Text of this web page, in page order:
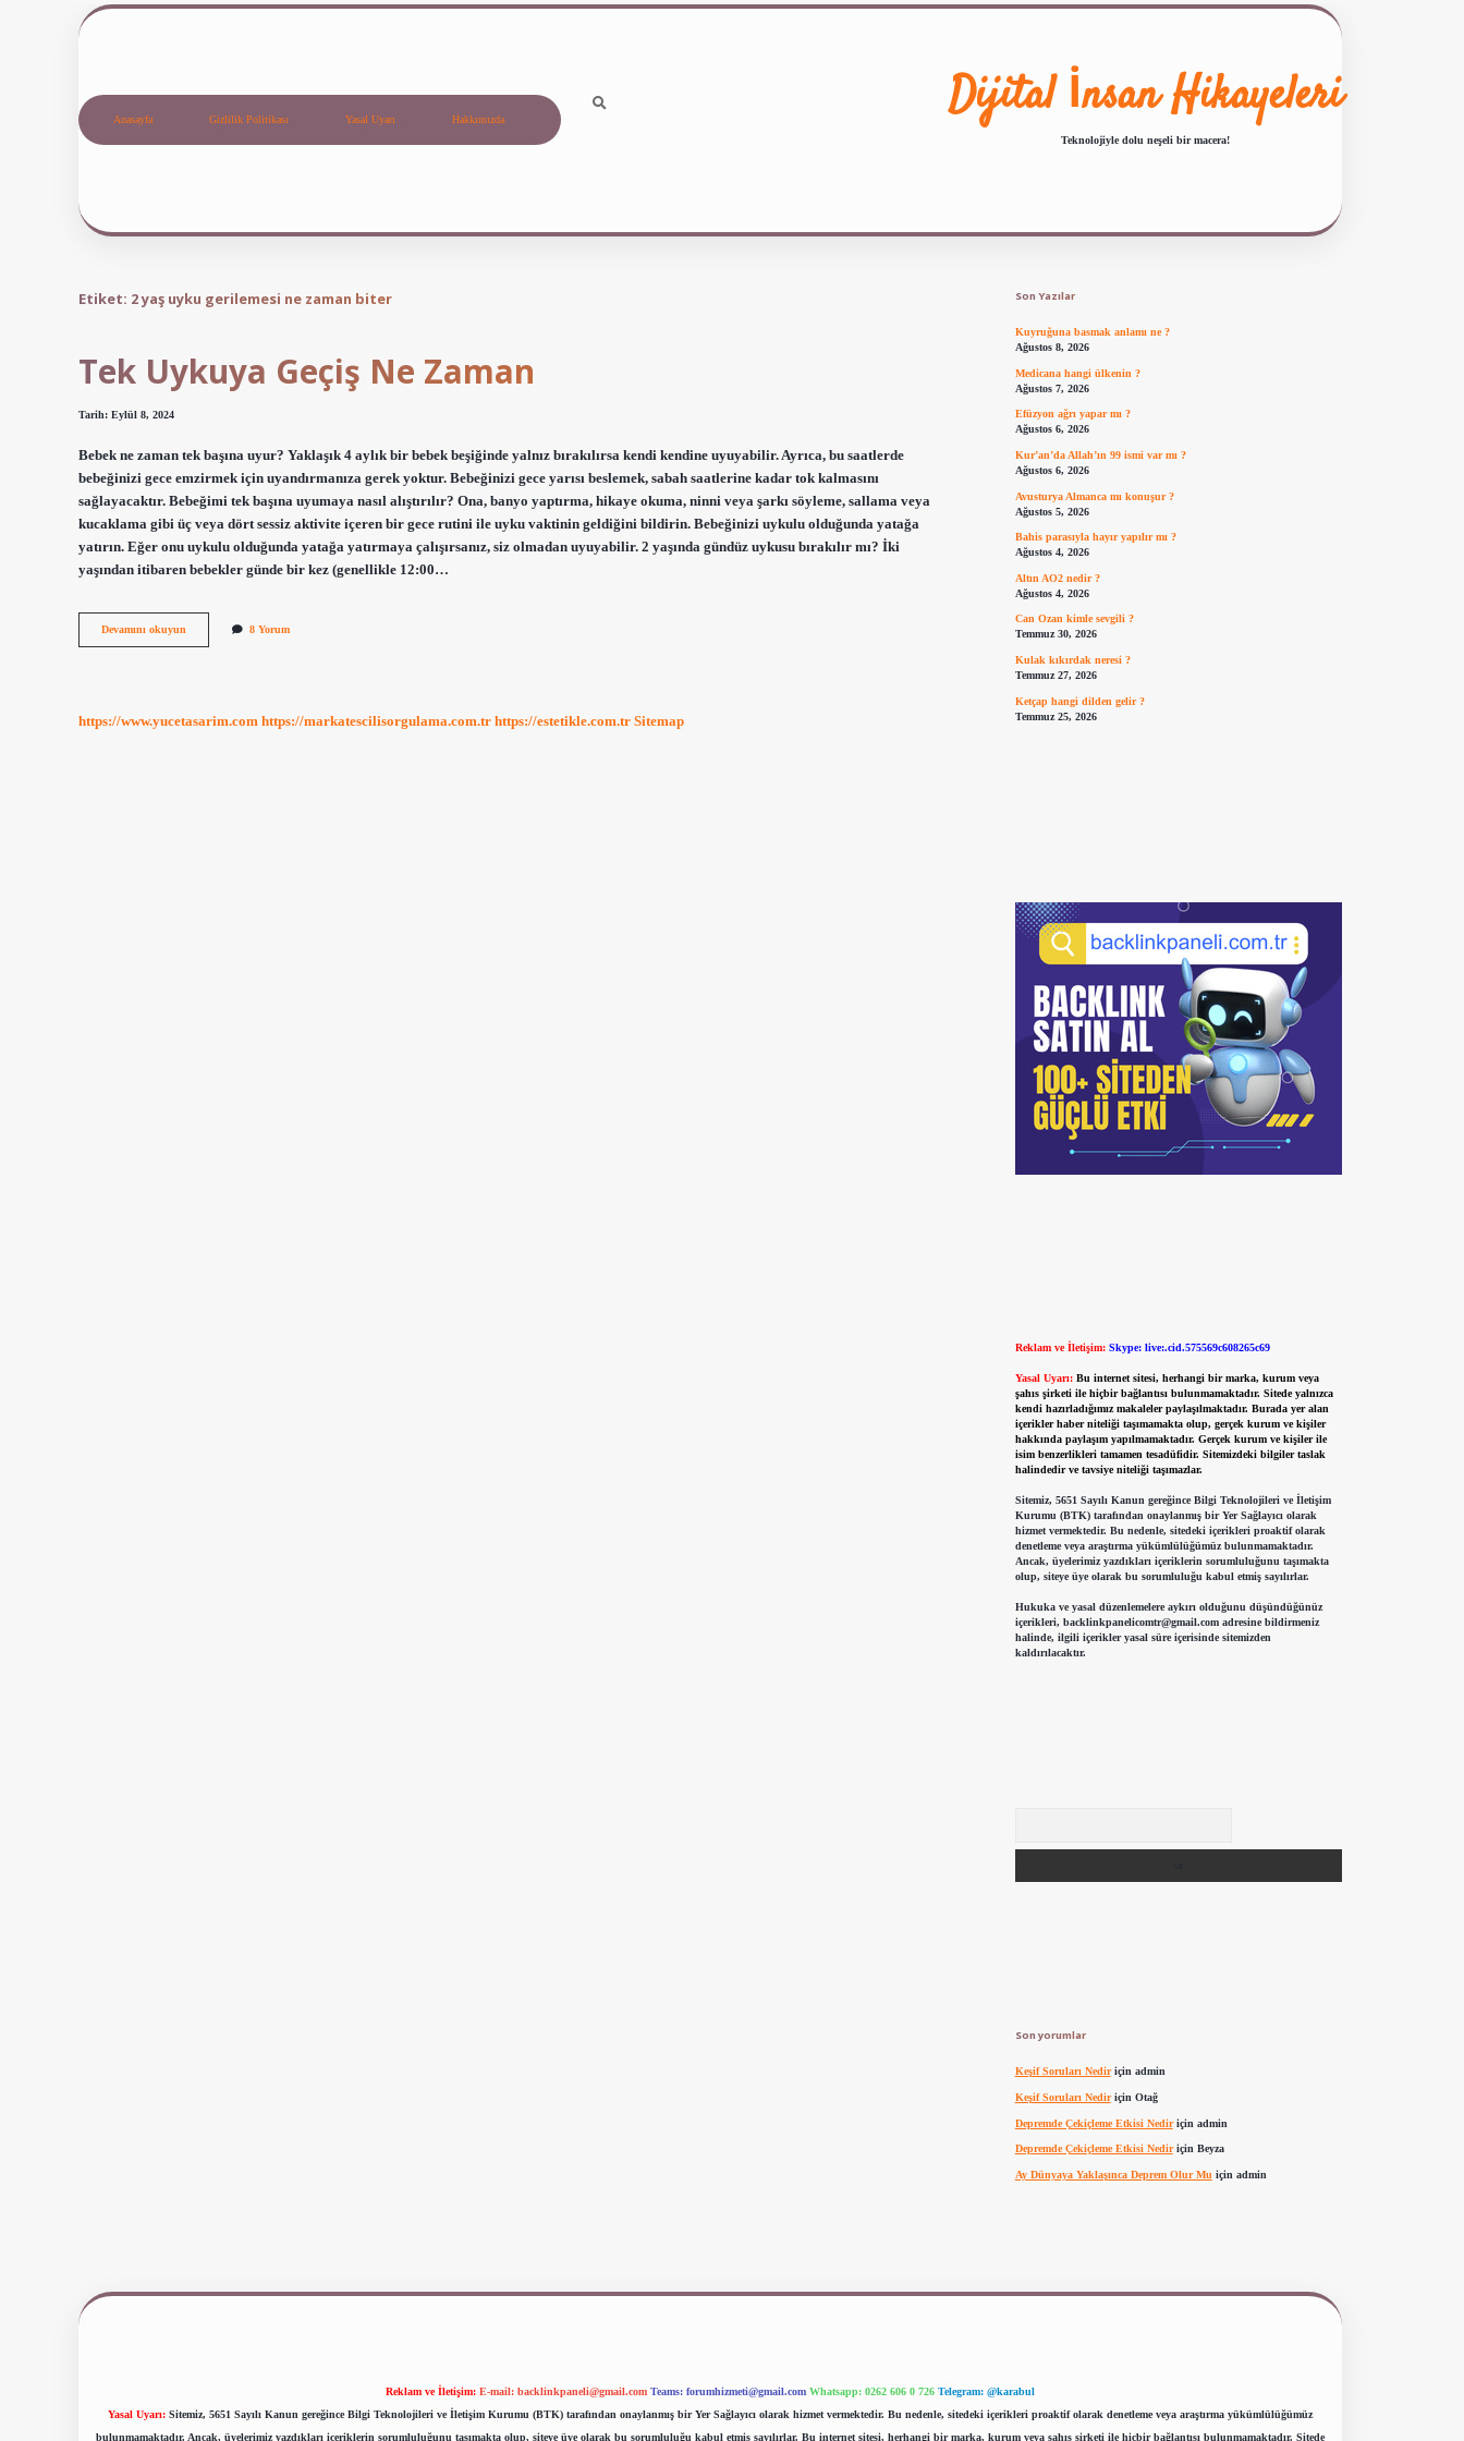
Anasayfa Gizlilik Politikası Yasal Uyarı Hakkımızda Dijital İnsan Hikayeleri
Teknolojiyle dolu neşeli bir macera!
Etiket: 2 yaş uyku gerilemesi ne zaman biter
Tek Uykuya Geçiş Ne Zaman
Tarih: Eylül 8, 2024
Bebek ne zaman tek başına uyur? Yaklaşık 4 aylık bir bebek beşiğinde yalnız bırakılırsa kendi kendine uyuyabilir. Ayrıca, bu saatlerde
bebeğinizi gece emzirmek için uyandırmanıza gerek yoktur. Bebeğinizi gece yarısı beslemek, sabah saatlerine kadar tok kalmasını
sağlayacaktır. Bebeğimi tek başına uyumaya nasıl alıştırılır? Ona, banyo yaptırma, hikaye okuma, ninni veya şarkı söyleme, sallama veya
kucaklama gibi üç veya dört sessiz aktivite içeren bir gece rutini ile uyku vaktinin geldiğini bildirin. Bebeğinizi uykulu olduğunda yatağa
yatırın. Eğer onu uykulu olduğunda yatağa yatırmaya çalışırsanız, siz olmadan uyuyabilir. 2 yaşında gündüz uykusu bırakılır mı? İki
yaşından itibaren bebekler günde bir kez (genellikle 12:00…
Devamını okuyun
Uykuya
8 Yorum
https://www.yucetasarim.com https://markatescilisorgulama.com.tr https://estetikle.com.tr Sitemap
Son Yazılar
Kuyruğuna basmak anlamı ne ?
Ağustos 8, 2026
Medicana hangi ülkenin ?
Ağustos 7, 2026
Efüzyon ağrı yapar mı ?
Ağustos 6, 2026
Kur’an’da Allah’ın 99 ismi var mı ?
Ağustos 6, 2026
Avusturya Almanca mı konuşur ?
Ağustos 5, 2026
Bahis parasıyla hayır yapılır mı ?
Ağustos 4, 2026
Altın AO2 nedir ?
Ağustos 4, 2026
Can Ozan kimle sevgili ?
Temmuz 30, 2026
Kulak kıkırdak neresi ?
Temmuz 27, 2026
Ketçap hangi dilden gelir ?
Temmuz 25, 2026
Reklam ve İletişim: Skype: live:.cid.575569c608265c69
Yasal Uyarı: Bu internet sitesi, herhangi bir marka, kurum veya
şahıs şirketi ile hiçbir bağlantısı bulunmamaktadır. Sitede yalnızca
kendi hazırladığımız makaleler paylaşılmaktadır. Burada yer alan
içerikler haber niteliği taşımamakta olup, gerçek kurum ve kişiler
hakkında paylaşım yapılmamaktadır. Gerçek kurum ve kişiler ile
isim benzerlikleri tamamen tesadüfidir. Sitemizdeki bilgiler taslak
halindedir ve tavsiye niteliği taşımazlar.
Sitemiz, 5651 Sayılı Kanun gereğince Bilgi Teknolojileri ve İletişim
Kurumu (BTK) tarafından onaylanmış bir Yer Sağlayıcı olarak
hizmet vermektedir. Bu nedenle, sitedeki içerikleri proaktif olarak
denetleme veya araştırma yükümlülüğümüz bulunmamaktadır.
Ancak, üyelerimiz yazdıkları içeriklerin sorumluluğunu taşımakta
olup, siteye üye olarak bu sorumluluğu kabul etmiş sayılırlar.
Hukuka ve yasal düzenlemelere aykırı olduğunu düşündüğünüz
içerikleri, backlinkpanelicomtr@gmail.comadresine bildirmeniz
halinde, ilgili içerikler yasal süre içerisinde sitemizden
kaldırılacaktır.
Son yorumlar
Keşif Soruları Nediriçin admin
Keşif Soruları Nediriçin Otağ
Depremde Çekiçleme Etkisi Nediriçin admin
Depremde Çekiçleme Etkisi Nediriçin Beyza
Ay Dünyaya Yaklaşınca Deprem Olur Mu için admin
Reklam ve İletişim: E-mail: backlinkpaneli@gmail.com Teams: forumhizmeti@gmail.com Whatsapp: 0262 606 0 726 Telegram: @karabul
Yasal Uyarı: Sitemiz, 5651 Sayılı Kanun gereğince Bilgi Teknolojileri ve İletişim Kurumu (BTK) tarafından onaylanmış bir Yer Sağlayıcı olarak hizmet vermektedir. Bu nedenle, sitedeki içerikleri proaktif olarak denetleme veya araştırma yükümlülüğümüz
bulunmamaktadır. Ancak, üyelerimiz yazdıkları içeriklerin sorumluluğunu taşımakta olup, siteye üye olarak bu sorumluluğu kabul etmiş sayılırlar. Bu internet sitesi, herhangi bir marka, kurum veya şahıs şirketi ile hiçbir bağlantısı bulunmamaktadır. Sitede